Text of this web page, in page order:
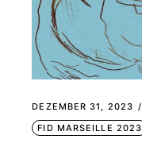
DEZEMBER 31, 2023
FID MARSEILLE 2023